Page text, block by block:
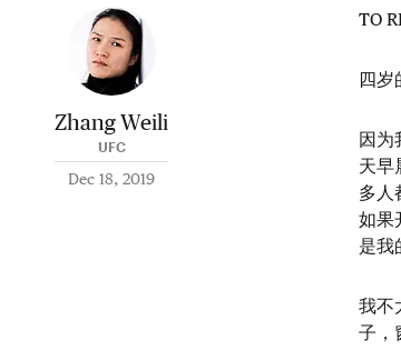
Zhang Weili
UFC
Dec 18, 2019
TO
四岁
因为
天早
多人
如果
是我
我不
子，